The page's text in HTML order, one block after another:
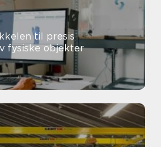
fysiske objekter